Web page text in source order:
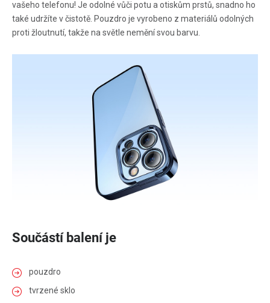
vašeho telefonu! Je odolné vůči potu a otiskům prstů, snadno ho
také udržíte v čistotě. Pouzdro je vyrobeno z materiálů odolných
proti žloutnutí, takže na světle nemění svou barvu.
Součástí balení je
pouzdro
tvrzené sklo